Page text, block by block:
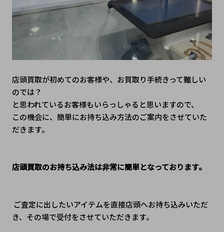
店頭買取が初めてのお客様や、お買取り手続きって難しい
のでは？
と思われているお客様もいらっしゃると思いますので、
この機会に、簡単にお持ち込み方法のご案内をさせていた
だきます。
店頭買取のお持ち込み法は非常に簡単となっております。
き、その場で受付をさせていただきます。